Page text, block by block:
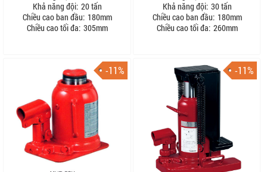
Khả năng đội: 20 tấn
Chiều cao ban đầu: 180mm
Chiều cao tối đa: 305mm
Khả năng đội: 30 tấn
Chiều cao ban đầu: 180mm
Chiều cao tối đa: 260mm
-11% -11%